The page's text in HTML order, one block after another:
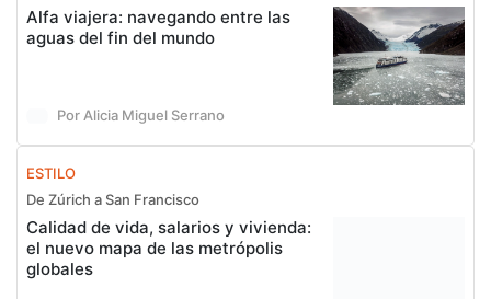
Alfa viajera: navegando entre las
aguas del fin del mundo
Por Alicia Miguel Serrano
ESTILO
De Zúrich a San Francisco
Calidad de vida, salarios y vivienda:
el nuevo mapa de las metrópolis
globales